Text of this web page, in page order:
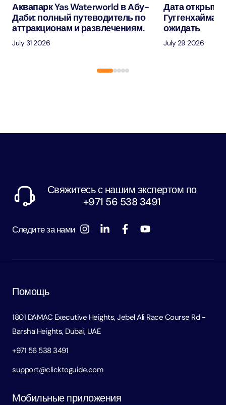
Аквапарк Yas Waterworld в Абу-
Даби: полный путеводитель по
аттракционам и развлечениям.
July 31 2026
Дата
Гуггенхайма
ожидать
July 29 2026
Свяжитесь с нашим экспертом по
+971 56 538 3491
Следите за нами
Помощь
1801 DAMAC Executive Heights, Jebel Ali Race Course Rd -
Barsha Heights, Dubai, UAE
+971 56 538 3491
support@clicktoguide.com
Мобильные приложения